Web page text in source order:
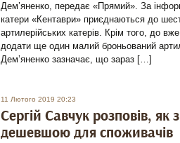
Дем’яненко, передає «Прямий». За
катери «Кентаври» приєднаються до
артилерійських катерів. Крім того, до
додати ще один малий броньований
Дем’яненко зазначає, що зараз […]
11 Лютого 2019 20:23
Сергій Савчук розповів, як
дешевшою для споживачів